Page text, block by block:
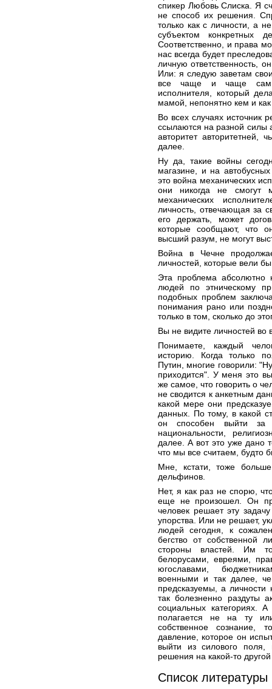
спикер Любовь Слиска. Я
не способ их решения.
только как с личности, а
субъектом конкретных
Соответственно, и права
нас всегда будет
личную ответственность,
Или: я следую заветам
все чаще и чаще сам
исполнителя, который
мамой, непонятно кем и
Во всех случаях источник
ссылаются на разной силы
авторитет авторитетней,
далее.
Ну да, такие войны
магазине, и на
это война механических
они никогда не смогут
механических
личность, отвечающая за
его держать, может
которые сообщают, что
высший разум, не могут
Война в Чечне
личностей, которые вели
Эта проблема
людей по этническому
подобных проблем
понимания рано или
только в том, сколько до
Вы не видите личностей во
Понимаете, каждый
историю. Когда только
Путин, многие говорили:
приходится". У меня это
же самое, что говорить о
не сводится к анкетным
какой мере они
данных. По тому, в какой
он способен выйти за
национальности,
далее. А вот это уже дано
что мы все считаем, будто
Мне, кстати, тоже
дельфинов.
Нет, я как раз не спорю,
еще не произошел. Он
человек решает эту
упорства. Или не решает,
людей сегодня, к
бегство от собственной
стороны властей. Им
белорусами, евреями,
югославами,
военными и так далее,
предсказуемы, а личности
так болезненно раздуты
социальных категориях.
полагается не на ту
собственное сознание,
давление, которое он
выйти из силового поля,
решения на какой-то
Список литературы